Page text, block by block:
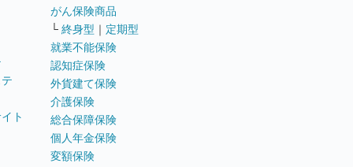
ト
がん保険商品
└ 終身型 ｜ 定期型
就業不能保険
認知症保険
外貨建て保険
介護保険
総合保障保険
個人年金保険
変額保険